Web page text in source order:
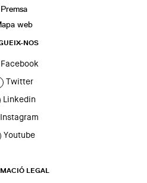
Premsa
web
NOS
Twitter
Linkedin
Instagram
Youtube
LEGAL